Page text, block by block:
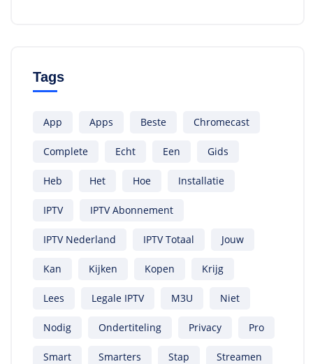
Tags
App Apps Beste Chromecast
Complete Echt Een Gids
Heb Het Hoe Installatie
IPTV IPTV Abonnement
IPTV Nederland IPTV Totaal Jouw
Kan Kijken Kopen Krijg
Lees Legale IPTV M3U Niet
Nodig Ondertiteling Privacy Pro
Smart Smarters Stap Streamen